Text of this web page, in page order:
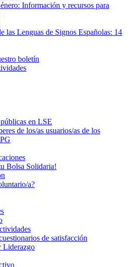
Información y recursos para
las Lenguas de Signos Españolas: 14
boletín
en LSE
de los/as usuarios/as de los
Bolsa Solidaria!
a?
de satisfacción
Liderazgo